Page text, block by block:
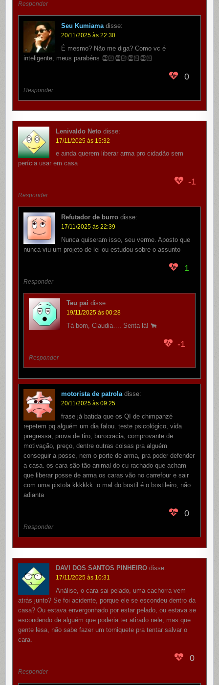
Responder
Seu Kumiama disse:
20/11/2025 às 22:30
É mesmo? Não me diga? Como vc é
inteligente, meus parabéns 👏🏻👏🏻👏🏻👏🏻
0
Responder
Lenivaldo Neto disse:
17/11/2025 às 15:32
e ainda querem liberar arma pro cidadão sem
perícia usar em casa
-1
Responder
Refutador de burro disse:
17/11/2025 às 22:39
Nunca quiseram isso, seu verme. Aposto que
nunca viu um projeto de lei ou estudou sobre o assunto
1
Responder
Teu pai disse:
19/11/2025 às 00:28
Tá bom, Claudia…. Senta lá! 🐂
-1
Responder
motorista de patrola disse:
20/11/2025 às 09:25
frase já batida que os QI de chimpanzé
repetem pq alguém um dia falou. teste psicológico, vida
pregressa, prova de tiro, burocracia, comprovante de
motivação, preço, dentre outras coisas pra alguém
conseguir a posse, nem o porte de arma, pra poder defender
a casa. os cara são tão animal do cu rachado que acham
que liberar posse de arma os caras vão no carrefour e sair
com uma pistola kkkkkk. o mal do bostil é o bostileiro, não
adianta
0
Responder
DAVI DOS SANTOS PINHEIRO disse:
17/11/2025 às 10:31
Análise, o cara sai pelado, uma cachorra vem
atrás junto? Se foi acidente, porque ele se escondeu dentro da
casa? Ou estava envergonhado por estar pelado, ou estava se
escondendo de alguém que poderia ter atirado nele, mas que
gente lesa, não sabe fazer um torniquete pra tentar salvar o
cara.
0
Responder